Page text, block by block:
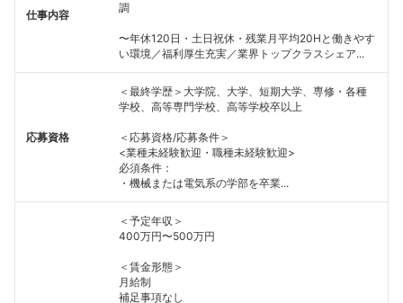
仕事内容
調
〜年休120日・土日祝休・残業月平均20Hと働きやす
い環境／福利厚生充実／業界トップクラスシェア...
応募資格
＜最終学歴＞大学院、大学、短期大学、専修・各種
学校、高等専門学校、高等学校卒以上
＜応募資格/応募条件＞
<業種未経験歓迎・職種未経験歓迎>
必須条件：
・機械または電気系の学部を卒業...
＜予定年収＞
400万円〜500万円
＜賃金形態＞
月給制
補足事項なし